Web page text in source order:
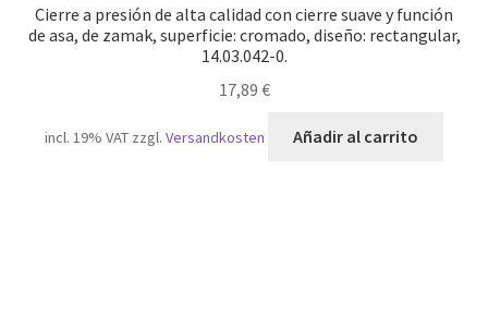
Cierre a presión de alta calidad con cierre suave y función
de asa, de zamak, superficie: cromado, diseño: rectangular,
14.03.042-0.
17,89 €
incl. 19% VAT zzgl.Versandkosten Añadir al carrito